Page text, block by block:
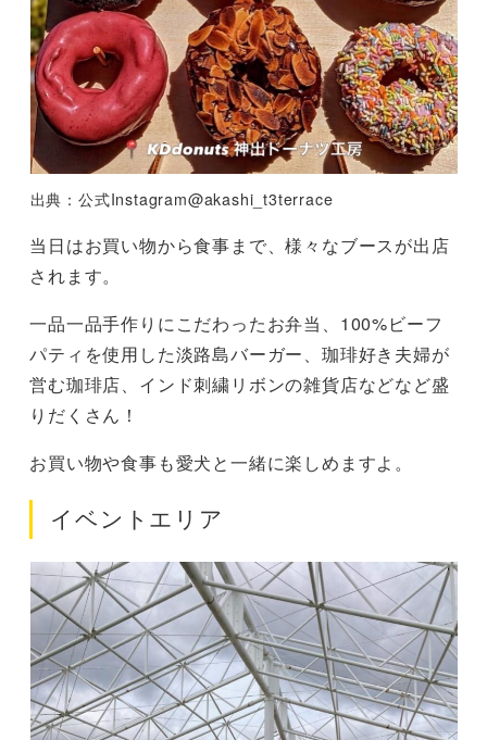
出典：公式Instagram@akashi_t3terrace
当日はお買い物から食事まで、様々なブースが出店
されます。
一品一品手作りにこだわったお弁当、100%ビーフ
パティを使用した淡路島バーガー、珈琲好き夫婦が
営む珈琲店、インド刺繍リボンの雑貨店などなど盛
りだくさん！
お買い物や食事も愛犬と一緒に楽しめますよ。
イベントエリア